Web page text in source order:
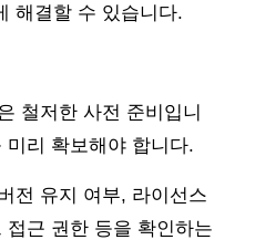
해결할 수 있습니다.
철저한 사전 준비입니
리 확보해야 합니다.
전 유지 여부, 라이선스
근 권한 등을 확인하는